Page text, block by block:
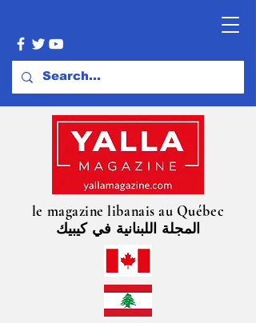
le magazine libanais au Québec
المجلة اللبنانية في كيبيك